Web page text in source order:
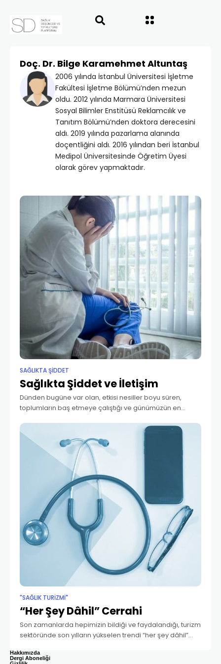
Doç. Dr. Bilge Karamehmet Altuntaş
2006 yılında İstanbul Üniversitesi İşletme
Fakültesi İşletme Bölümü’nden mezun
oldu. 2012 yılında Marmara Üniversitesi
Sosyal Bilimler Enstitüsü Reklamcılık ve
Tanıtım Bölümü’nden doktora derecesini
aldı. 2019 yılında pazarlama alanında
doçentliğini aldı. 2016 yılından beri İstanbul
Medipol Üniversitesinde Öğretim Üyesi
olarak görev yapmaktadır.
SAĞLIKTA ŞİDDET
Sağlıkta Şiddet ve İletişim
Dünden bugüne var olan, etkisi nesiller boyu süren,
toplumların baş etmeye çalıştığı ve günümüzün en
kendilerinin oluşturduğu, sürdürdüğü ve rahatsız olduğu
bir kavram; şiddet.
"SAĞLIK TURIZMI"
“Her Şey Dâhil” Cerrahi
Son zamanlarda hepimizin bildiği ve faydalandığı, turizm
sektöründe son yılların yükselen trendi “her şey dâhil”
kapıya hizmet verilirken kimilerinde havuzdan
Hakkımızda
Dergi Aboneliği